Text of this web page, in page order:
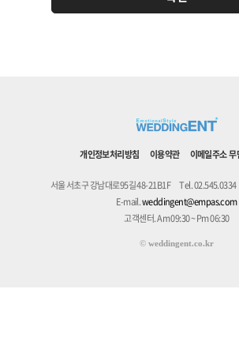
개인정보처리방침 이용약관 이메일주소
서울 서초구 강남대로95길 48-21B1F Tel. 02.545.0334
E-mail.weddingent@empas.com
고객센터. Am 09:30 ~ Pm 06:30
© weddingent.co.kr